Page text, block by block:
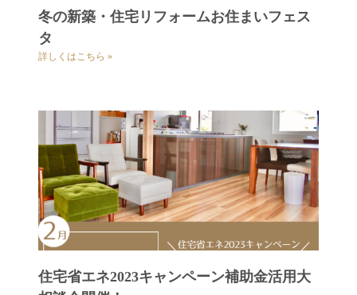
冬の新築・住宅リフォームお住まいフェス
タ
詳しくはこちら »
住宅省エネ2023キャンペーン補助金活用大